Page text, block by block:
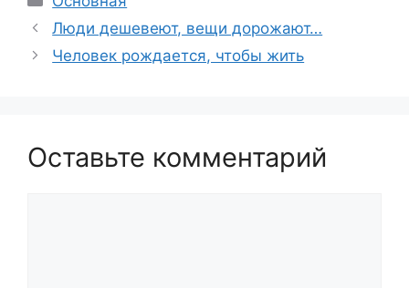
Люди дешевеют, вещи дорожают…
Человек рождается, чтобы жить
Оставьте комментарий